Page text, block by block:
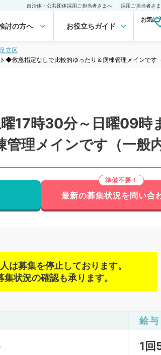
自治体・公共団体採用ご担当者さまへ 採用ご担当者さ
討の方へ お役立ちガイド
お気に
足立区
救急指定なしで比較的ゆったり＆病棟管理メインです
17時30分～日曜09
理メインです（一般
最新の募集状況を問い合
は募集を停止しております。
集状況の確認も承ります。
給与
1回